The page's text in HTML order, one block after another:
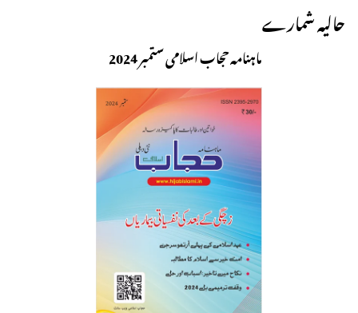
حالیہ شمارے
ماہنامہ حجاب اسلامی ستمبر 2024